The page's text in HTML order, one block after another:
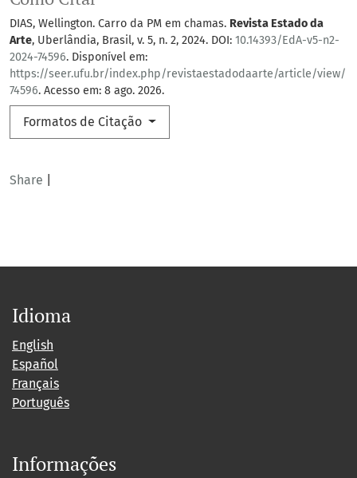
DIAS, Wellington. Carro da PM em chamas. Revista Estado da
Arte, Uberlândia, Brasil, v. 5, n. 2, 2024. DOI: 10.14393/EdA-v5-n2-
2024-74596. Disponível em:
https://seer.ufu.br/index.php/revistaestadodaarte/article/view/
74596. Acesso em: 8 ago. 2026.
Formatos de Citação
Share
Idioma
English
Español
Français
Português
Informações